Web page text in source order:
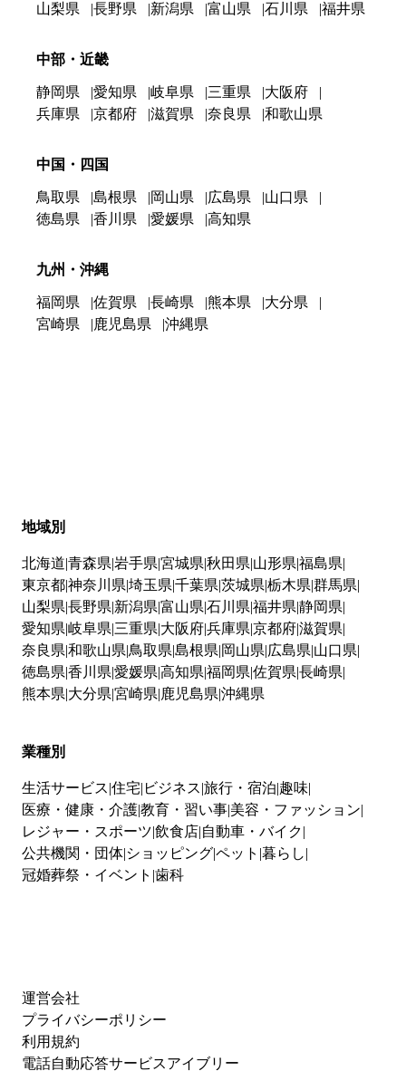
山梨県 長野県 新潟県 富山県 石川県 福井県
中部・近畿
静岡県 愛知県 岐阜県 三重県
大阪府
兵庫県
京都府 滋賀県 奈良県 和歌山県
中国・四国
鳥取県 島根県 岡山県 広島県
山口県
徳島県
香川県 愛媛県 高知県
九州・沖縄
福岡県 佐賀県 長崎県 熊本県
大分県
宮崎県
鹿児島県 沖縄県
地域別
北海道 青森県 岩手県 宮城県 秋田県 山形県 福島県
東京都神奈川県 埼玉県 千葉県 茨城県 栃木県 群馬県
山梨県 長野県 新潟県 富山県 石川県 福井県 静岡県
愛知県 岐阜県 三重県 大阪府兵庫県 京都府滋賀県
奈良県 和歌山県 鳥取県 島根県 岡山県 広島県 山口県
徳島県 香川県 愛媛県 高知県 福岡県 佐賀県 長崎県
熊本県 大分県 宮崎県 鹿児島県 沖縄県
業種別
生活サービス 住宅 ビジネス 旅行・宿泊 趣味
医療・健康・介護教育・習い事 美容・ファッション
レジャー・スポーツ 飲食店 自動車・バイク
公共機関・団体 ショッピングペット 暮らし
冠婚葬祭・イベント 歯科
運営会社
プライバシーポリシー
利用規約
電話自動応答サービスアイブリー